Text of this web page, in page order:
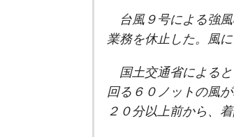
台風９号による強
業務を休止した。風
国土交通省による
回る６０ノットの風
２０分以上前から、